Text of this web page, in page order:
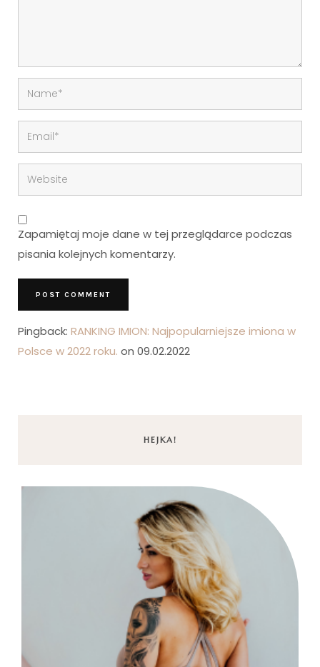
Zapamiętaj moje dane w tej przeglądarce podczas
pisania kolejnych komentarzy.
Pingback: RANKING IMION: Najpopularniejsze imiona w
Polsce w 2022 roku. on 09.02.2022
HEJKA!